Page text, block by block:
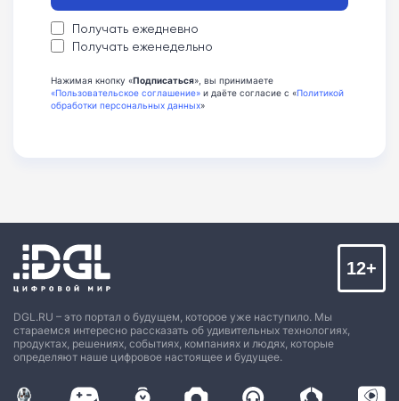
Получать ежедневно
Получать еженедельно
Нажимая кнопку «Подписаться», вы принимаете
«Пользовательское соглашение» и даёте согласие с «Политикой
обработки персональных данных»
DGL.RU – это портал о будущем, которое уже наступило. Мы
стараемся интересно рассказать об удивительных технологиях,
продуктах, решениях, событиях, компаниях и людях, которые
определяют наше цифровое настоящее и будущее.
12+